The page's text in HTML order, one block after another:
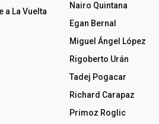
a La Vuelta
Nairo Quintana
Egan Bernal
Miguel Ángel López
Rigoberto Urán
Tadej Pogacar
Richard Carapaz
Primoz Roglic